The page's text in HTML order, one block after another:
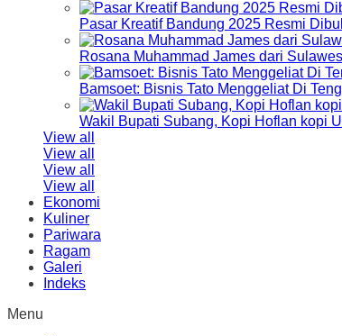
Pasar Kreatif Bandung 2025 Resmi
Rosana Muhammad James dari
Bamsoet: Bisnis Tato Menggeliat Di
Wakil Bupati Subang, Kopi Hoflan kopi
View all
View all
View all
View all
Ekonomi
Kuliner
Pariwara
Ragam
Galeri
Indeks
Menu